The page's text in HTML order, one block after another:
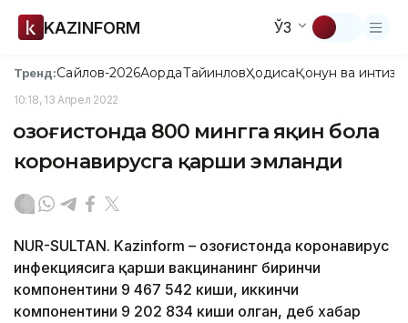
KAZINFORM ЎЗ
Тренд:Сайлов-2026АқордаТайинловҲодисаҚонун ва
10:18, 13 Апрел 2022
Қозоғистонда 800 мингга яқин бола
коронавирусга қарши эмланди
NUR-SULTAN. Kazinform – Қозоғистонда коронавирус
инфекциясига қарши вакцинанинг биринчи
компонентини 9 467 542 киши, иккинчи
компонентини 9 202 834 киши олган, деб хабар